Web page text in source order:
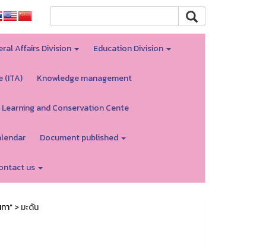
Affairs Division Education Division
(ITA) Knowledge management
and Conservation Cente
Document published
us
า”> มะดัน